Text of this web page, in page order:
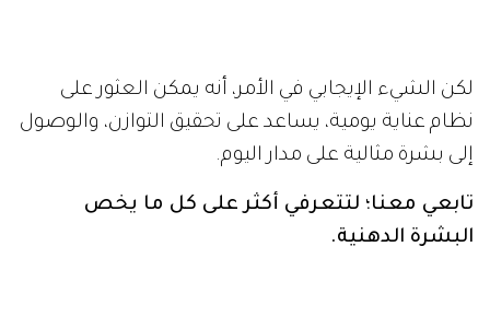
لكن الشيء الإيجابي في الأمر، أنه يمكن العثور على
نظام عناية يومية، يساعد على تحقيق التوازن، والوصول
إلى بشرة مثالية على مدار اليوم.
تابعي معنا؛ لتتعرفي أكثر على كل ما يخص
البشرة الدهنية.